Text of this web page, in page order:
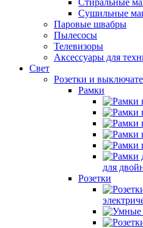
Стиральные
Сушильные
Паровые швабры
Пылесосы
Телевизоры
Аксессуары для
Свет
Розетки и
Рамки
для
Розетки